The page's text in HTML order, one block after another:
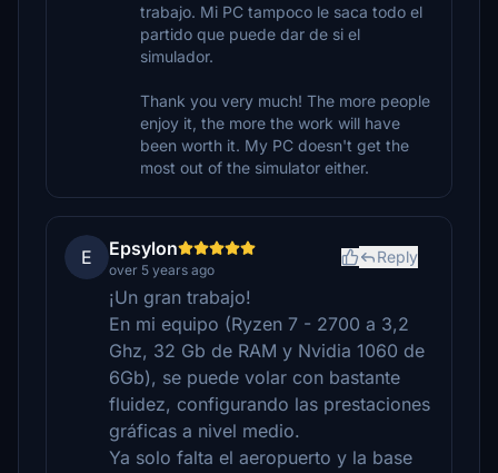
trabajo. Mi PC tampoco le saca todo el
partido que puede dar de si el
simulador.
Thank you very much! The more people
enjoy it, the more the work will have
been worth it. My PC doesn't get the
most out of the simulator either.
E Epsylon
over 5 years ago
Reply
¡Un gran trabajo!
En mi equipo (Ryzen 7 - 2700 a 3,2
Ghz, 32 Gb de RAM y Nvidia 1060 de
6Gb), se puede volar con bastante
fluidez, configurando las prestaciones
gráficas a nivel medio.
Ya solo falta el aeropuerto y la base